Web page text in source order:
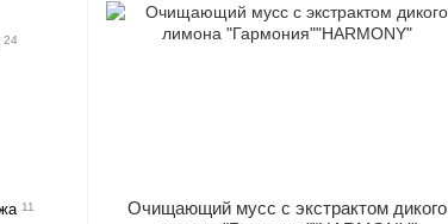
Очищающий мусс с экстрактом дикого
24
11